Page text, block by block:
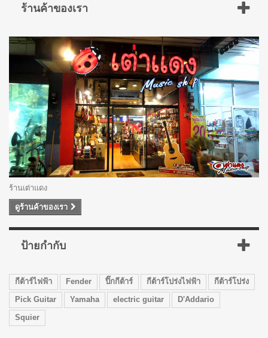
ร้านค้าของเรา
ร้านเต่าแดง
ดูร้านค้าของเรา
ป้ายกำกับ
กีต้าร์ไฟฟ้า Fender ปิ๊กกีต้าร์ กีต้าร์โปร่งไฟฟ้า
กีต้าร์โปร่ง
Pick Guitar
Yamaha electric guitar
D'Addario
Squier